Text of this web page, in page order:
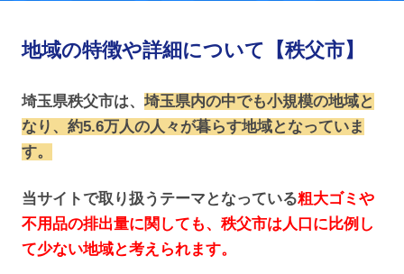
地域の特徴や詳細について【秩父市】
埼玉県秩父市は、 埼玉県内の中でも小規模の地域と
なり、約5.6万人の人々が暮らす地域となっていま
す。
当サイトで取り扱うテーマとなっている粗大ゴミや
不用品の排出量に関しても、秩父市は人口に比例し
て少ない地域と考えられます。